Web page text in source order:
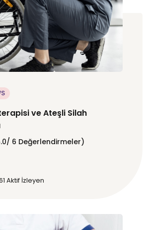
ve Ateşli Silah
6 Değerlendirmeler)
Aktif İzleyen